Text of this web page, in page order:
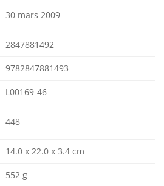
30 mars 2009
2847881492
9782847881493
L00169-46
448
14.0 x 22.0 x 3.4 cm
552 g